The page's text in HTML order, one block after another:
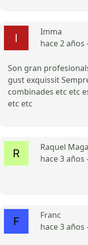
Imma
hace 2 años
Son gran
gust exquissit
combinades etc etc
etc etc
Raquel
hace 3 años
Franc
hace 3 años